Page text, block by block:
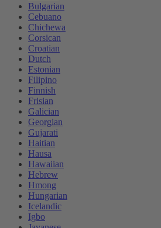
Bulgarian
Cebuano
Chichewa
Corsican
Croatian
Dutch
Estonian
Filipino
Finnish
Frisian
Galician
Georgian
Gujarati
Haitian
Hausa
Hawaiian
Hebrew
Hmong
Hungarian
Icelandic
Igbo